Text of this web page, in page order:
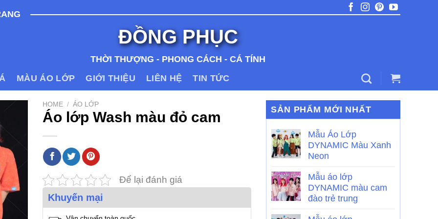
ĐỒNG PHỤC
THỜI THƯỢNG - PHONG CÁCH - CÁ TÍNH
MÀU ÁO LỚP GIỚI THIỆU LIÊN HỆ TIN TỨC
HOME / ÁO LỚP
Áo lớp Wash màu đỏ cam
Để lại đánh giá
Khuyến mại
SẢN PHẨM MỚI NHẤT
Mẫu Áo Lớp
DYNAMIC Màu Xanh
Neon
Mẫu áo lớp
DYNAMIC màu cam
đào trẻ trung